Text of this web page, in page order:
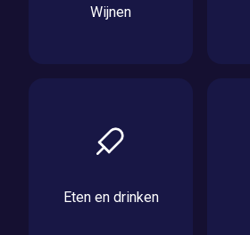
Wijnen
Eten en drinken